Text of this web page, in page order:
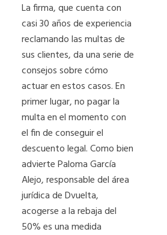
La firma, que cuenta con
casi 30 años de experiencia
reclamando las multas de
sus clientes, da una serie de
consejos sobre cómo
actuar en estos casos. En
primer lugar, no pagar la
multa en el momento con
el fin de conseguir el
descuento legal. Como bien
advierte Paloma García
Alejo, responsable del área
jurídica de Dvuelta,
acogerse a la rebaja del
50% es una medida